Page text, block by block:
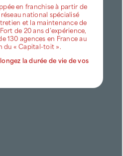
en franchise à partir de
national spécialisé
et la maintenance de
de 20 ans d’expérience,
130 agences en France au
du « Capital-toit ».
la durée de vie de vos